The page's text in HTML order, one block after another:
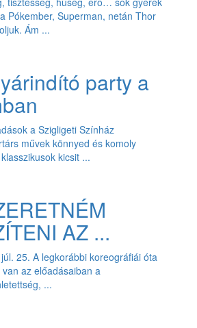
Pókember, Superman, netán Thor
Ám ...
party a
a Szigligeti Színház
művek könnyed és komoly
kicsit ...
AZ ...
25. A legkorábbi koreográfiái óta
az előadásaiban a
...